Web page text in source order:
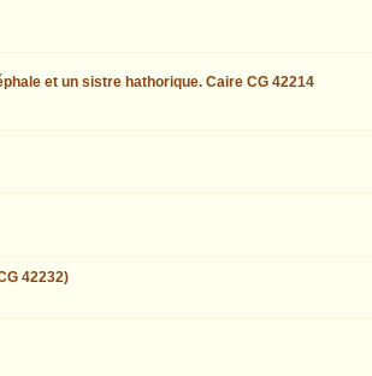
et un sistre hathorique. Caire CG 42214
42232)